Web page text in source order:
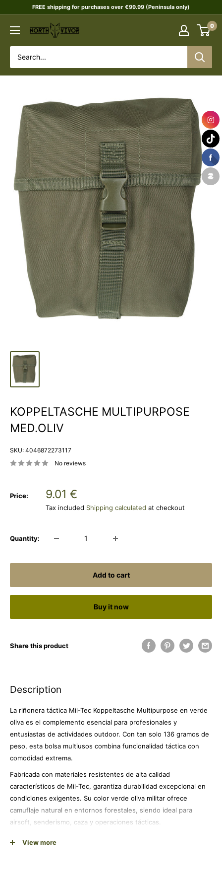
content
FREE shipping for purchases over €99.99 (Peninsula only)
NORTHVIVOR 0
KOPPELTASCHE MULTIPURPOSE
MED.OLIV
SKU: 4046872273117
No reviews
Price:
Sale
price
9.01 €
Tax included Shipping calculated at checkout
Quantity:
Add to cart
Buy it now
Share this product
Description
La riñonera táctica Mil-Tec Koppeltasche Multipurpose en verde
oliva es el complemento esencial para profesionales y
entusiastas de actividades outdoor. Con tan solo 136 gramos de
peso, esta bolsa multiusos combina funcionalidad táctica con
comodidad extrema.
Fabricada con materiales resistentes de alta calidad
característicos de Mil-Tec, garantiza durabilidad excepcional en
condiciones exigentes. Su color verde oliva militar ofrece
camuflaje natural en entornos forestales, siendo ideal para
airsoft, senderismo, caza y operaciones tácticas.
El sistema de enganche al cinturón asegura una fijación estable
View more